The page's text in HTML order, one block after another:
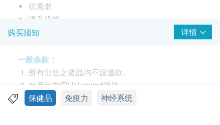
抗衰老
提升机能
提高细胞活动能力
增强体力
服用方法
成人每天服用两颗或依照医师的建议服用
成份
购买须知 详情
一般条款：
所有出售之货品均不设退款。
此产品由IRUI Limited提供。
如有任何争议，IRUI Limited 及 健康网购
保健品 免疫力 神经系统